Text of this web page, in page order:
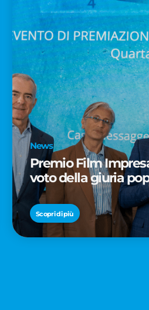
News
Premio Film
voto della giuria
Scopri di più